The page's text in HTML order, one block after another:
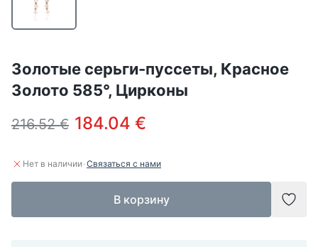
Золотые серьги-пуссеты, Красное
Золото 585°, Цирконы
216.52 € 184.04 €
Нет в наличии·Связаться с нами
В корзину